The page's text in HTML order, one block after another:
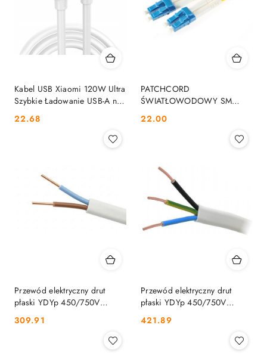
Kabel USB Xiaomi 120W Ultra
Szybkie Ładowanie USB-A na
USB-C 1m XIAOMI
Cena:
22.68
PATCHCORD
ŚWIATŁOWODOWY SM
LC/UPC-LC/UPC DUPLEX 3m
OPTIX
Cena:
22.00
Przewód elektryczny drut
płaski YDYp 450/750V
biały 100m ELEKTROKABEL
Cena:
309.91
Przewód elektryczny drut
płaski YDYp 450/750V
MERCOR
Cena:
421.89